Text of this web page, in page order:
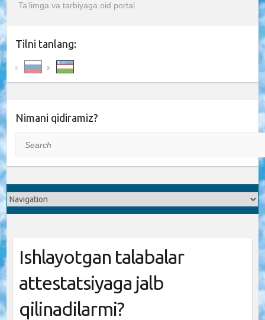
Ta’limga va tarbiyaga oid portal
Tilni tanlang:
Nimani qidiramiz?
Ishlayotgan talabalar
attestatsiyaga jalb
qilinadilarmi?